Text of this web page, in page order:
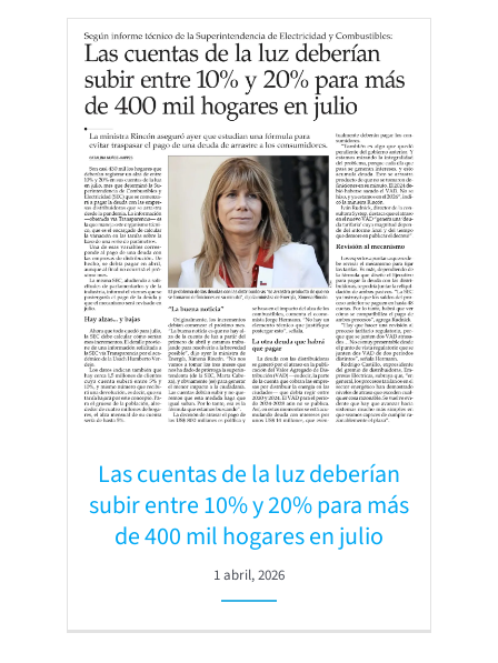
Las cuentas de la luz deberían
subir entre 10% y 20% para más
de 400 mil hogares en julio
1 abril, 2026